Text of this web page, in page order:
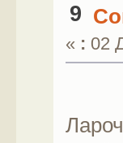
9
« : 02